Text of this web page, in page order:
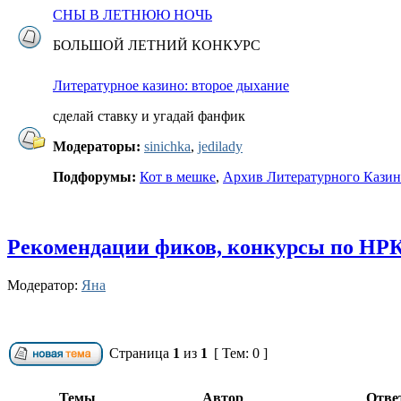
СНЫ В ЛЕТНЮЮ НОЧЬ
БОЛЬШОЙ ЛЕТНИЙ КОНКУРС
Литературное казино: второе дыхание
сделай ставку и угадай фанфик
Модераторы: sinichka, jedilady
Подфорумы: Кот в мешке, Архив Литературного
Рекомендации фиков, конкурсы по
Модератор: Яна
Страница 1 из 1 [ Тем: 0 ]
Темы Автор